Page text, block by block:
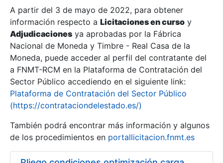
Erakutsi/Ezkutatu
Erakutsi/Ezkutatu
Erakutsi/Ezkutatu
A partir del 3 de mayo de 2022, para obtener
información respecto a Licitaciones en curso y
Adjudicaciones ya aprobadas por la Fábrica
Nacional de Moneda y Timbre - Real Casa de la
Moneda, puede acceder al perfil del contratante del
a FNMT-RCM en la Plataforma de Contratación del
Sector Público accediendo en el siguiente link:
Plataforma de Contratación del Sector Público
(https://contrataciondelestado.es/)
También podrá encontrar más información y algunos
de los procedimientos en portallicitacion.fnmt.es